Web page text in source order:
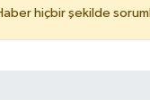
hiçbir şekilde